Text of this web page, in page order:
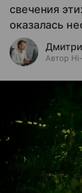
свечения
оказалась
Автор